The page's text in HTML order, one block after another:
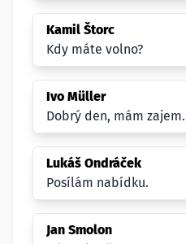
Kamil Štorc
Kdy máte volno?
Ivo Müller
Dobrý den, mám zajem.
Lukáš Ondráček
Posílám nabídku.
Jan Smolon